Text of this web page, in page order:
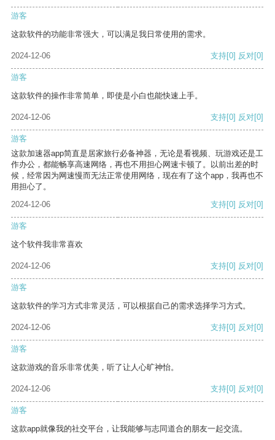
游客
这款软件的功能非常强大，可以满足我日常使用的需求。
2024-12-06 支持[0] 反对[0]
游客
这款软件的操作非常简单，即使是小白也能快速上手。
2024-12-06 支持[0] 反对[0]
游客
这款加速器app简直是居家旅行必备神器，无论是看视频、玩游戏还是工
作办公，都能畅享高速网络，再也不用担心网速卡顿了。以前出差的时
候，经常因为网速慢而无法正常使用网络，现在有了这个app，我再也不
用担心了。
2024-12-06
支持[0] 反对[0]
游客
这个软件我非常喜欢
2024-12-06 支持[0] 反对[0]
游客
这款软件的学习方式非常灵活，可以根据自己的需求选择学习方式。
2024-12-06 支持[0] 反对[0]
游客
这款游戏的音乐非常优美，听了让人心旷神怡。
2024-12-06 支持[0] 反对[0]
游客
这款app就像我的社交平台，让我能够与志同道合的朋友一起交流。